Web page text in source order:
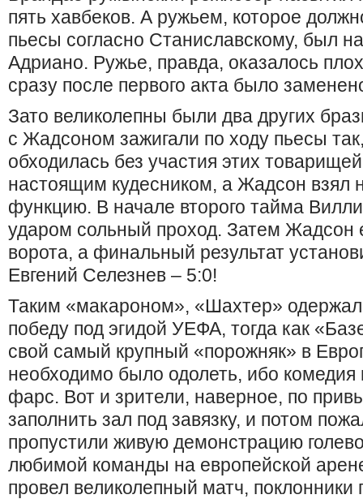
пять хавбеков. А ружьем, которое
пьесы согласно Станиславскому, был
Адриано. Ружье, правда, оказалось
сразу после первого акта было
Зато великолепны были два других
с Жадсоном зажигали по ходу пьесы
обходилась без участия этих
настоящим кудесником, а Жадсон взял
функцию. В начале второго тайма
ударом сольный проход. Затем
ворота, а финальный результат
Евгений Селезнев – 5:0!
Таким «макароном», «Шахтер»
победу под эгидой УЕФА, тогда как
свой самый крупный «порожняк» в
необходимо было одолеть, ибо комедия
фарс. Вот и зрители, наверное, по
заполнить зал под завязку, и потом
пропустили живую демонстрацию
любимой команды на европейской
провел великолепный матч, поклонники